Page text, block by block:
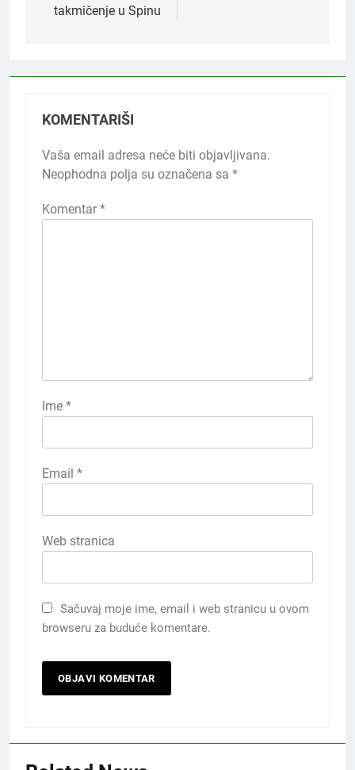
takmičenje u Spinu
KOMENTARIŠI
Vaša email adresa neće biti objavljivana.
Neophodna polja su označena sa *
Komentar *
Ime *
Email *
Web stranica
Sačuvaj moje ime, email i web stranicu u ovom
browseru za buduće komentare.